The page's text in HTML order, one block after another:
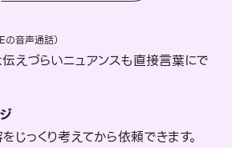
の音声通話）
えづらいニュアンスも直接言葉にで
じっくり考えてから依頼できます。